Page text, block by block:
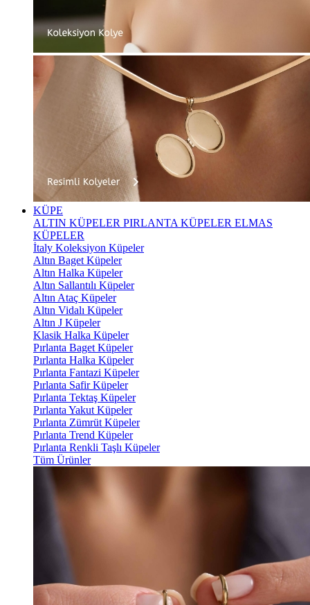
KÜPE
ALTIN KÜPELER PIRLANTA KÜPELER ELMAS
KÜPELER
İtaly Koleksiyon Küpeler
Altın Baget Küpeler
Altın Halka Küpeler
Altın Sallantılı Küpeler
Altın Ataç Küpeler
Altın Vidalı Küpeler
Altın J Küpeler
Klasik Halka Küpeler
Pırlanta Baget Küpeler
Pırlanta Halka Küpeler
Pırlanta Fantazi Küpeler
Pırlanta Safir Küpeler
Pırlanta Tektaş Küpeler
Pırlanta Yakut Küpeler
Pırlanta Zümrüt Küpeler
Pırlanta Trend Küpeler
Pırlanta Renkli Taşlı Küpeler
Tüm Ürünler